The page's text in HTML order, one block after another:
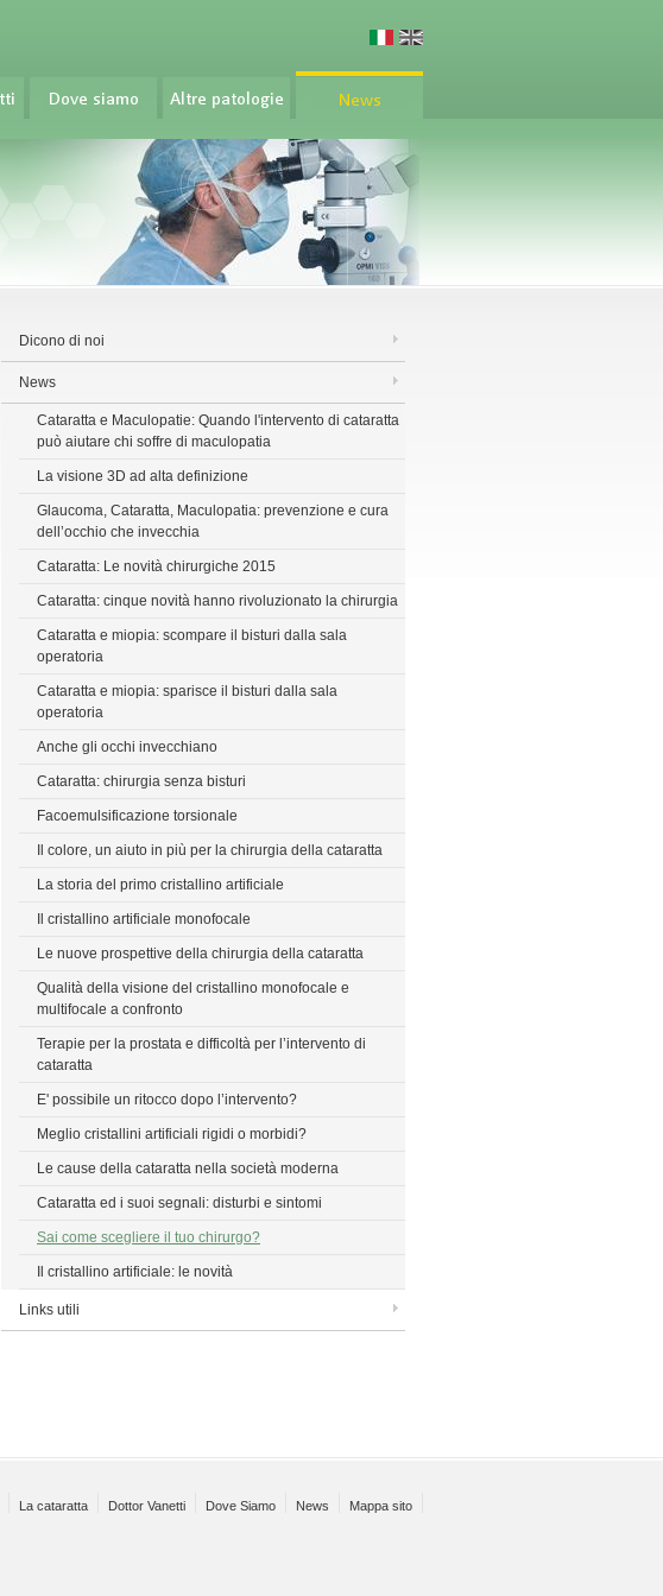
Dicono di noi
News
Cataratta e Maculopatie: Quando l'intervento di cataratta
può aiutare chi soffre di maculopatia
La visione 3D ad alta definizione
Glaucoma, Cataratta, Maculopatia: prevenzione e cura
dell’occhio che invecchia
Cataratta: Le novità chirurgiche 2015
Cataratta: cinque novità hanno rivoluzionato la chirurgia
Cataratta e miopia: scompare il bisturi dalla sala
operatoria
Cataratta e miopia: sparisce il bisturi dalla sala
operatoria
Anche gli occhi invecchiano
Cataratta: chirurgia senza bisturi
Facoemulsificazione torsionale
Il colore, un aiuto in più per la chirurgia della cataratta
La storia del primo cristallino artificiale
Il cristallino artificiale monofocale
Le nuove prospettive della chirurgia della cataratta
Qualità della visione del cristallino monofocale e
multifocale a confronto
Terapie per la prostata e difficoltà per l’intervento di
cataratta
E' possibile un ritocco dopo l’intervento?
Meglio cristallini artificiali rigidi o morbidi?
Le cause della cataratta nella società moderna
Cataratta ed i suoi segnali: disturbi e sintomi
Sai come scegliere il tuo chirurgo?
Il cristallino artificiale: le novità
Links utili
Mappa sito
News
Dove Siamo
Dottor Vanetti
La cataratta